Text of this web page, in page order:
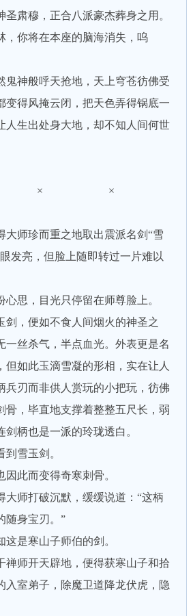
圣肃穆，正合八派豪杰葬身之用。
，你将在本座的脑海消失，呜
神般呼天抢地，天上穹苍彷佛受
变得风掩云闭，把天色弄得锅底一
人生出处身大地，却不知人间何世
× ×
师珍而重之地取出震派名剑“雪
发亮，但脸上随即转过一片难以
思，目光只停留在师尊脸上。
，便如不食人间烟火的神圣之
一丝杀气，半点血光。外表更是名
但如此玉滴雪凝的形相，实在让人
兵刃而非供人赏玩的小把玩，彷佛
骨，毕直地支撑着整整五尺长，弱
柄也是一派的玲珑透白。
雪玉剑。
此而变得奇寒刺骨。
师打破沉默，缓缓说道：“这柄
随身宝刃。”
是寒山子师伯的剑。
师开天辟地，便得获寒山子和拾
入室弟子，除魔卫道降龙伏虎，隐